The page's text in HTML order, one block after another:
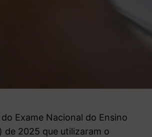
Exame Nacional do Ensino
de 2025 que utilizaram o